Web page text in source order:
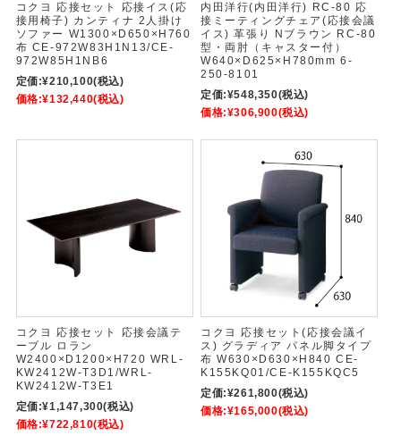
コクヨ 応接セット 応接イス(応
接用椅子) カンティナ 2人掛け
ソファー W1300×D650×H760
布 CE-972W83H1N13/CE-
972W85H1NB6
定価:¥210,100(税込)
価格:¥132,440(税込)
内田洋行(内田洋行) RC-80 応
接ミーティングチェア(応接会議
イス) 革張り Nブラウン RC-80
型・両肘（キャスター付）
W640×D625×H780mm 6-
250-8101
定価:¥548,350(税込)
価格:¥306,900(税込)
コクヨ 応接セット 応接会議テ
ーブル ロラン
W2400×D1200×H720 WRL-
KW2412W-T3D1/WRL-
KW2412W-T3E1
定価:¥1,147,300(税込)
価格:¥722,810(税込)
コクヨ 応接セット(応接会議イ
ス) グラディア パネル脚タイプ
布 W630×D630×H840 CE-
K155KQ01/CE-K155KQC5
定価:¥261,800(税込)
価格:¥165,000(税込)